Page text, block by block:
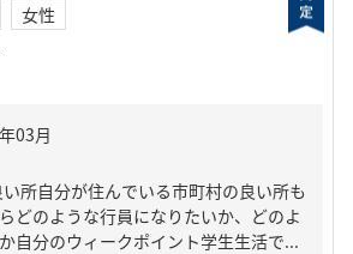
女性
所自分が住んでいる市町村の良い所も
どのような行員になりたいか、どのよ
自分のウィークポイント学生生活で...